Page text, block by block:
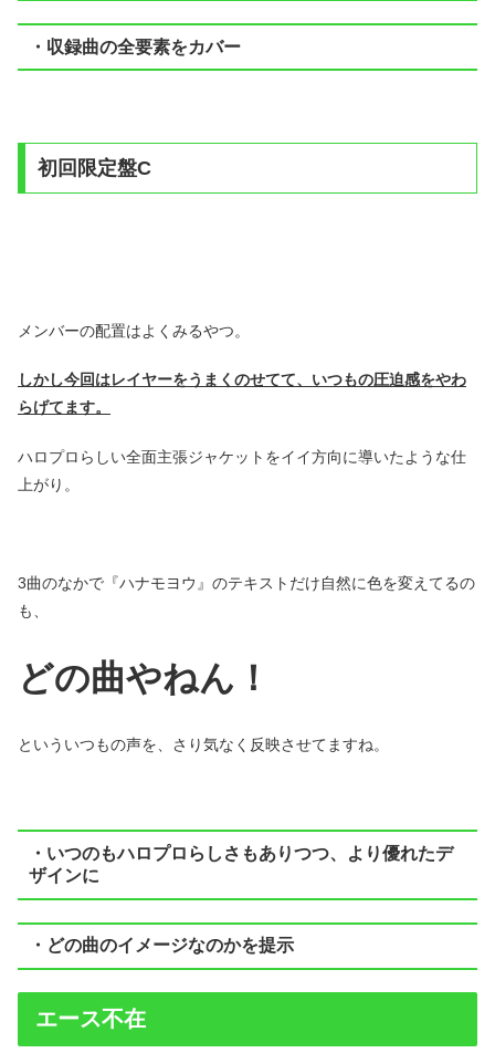
・収録曲の全要素をカバー
初回限定盤C
メンバーの配置はよくみるやつ。
しかし今回はレイヤーをうまくのせてて、いつもの圧迫感をやわ
らげてます。
ハロプロらしい全面主張ジャケットをイイ方向に導いたような仕
上がり。
3曲のなかで『ハナモヨウ』のテキストだけ自然に色を変えてるの
も、
どの曲やねん！
といういつもの声を、さり気なく反映させてますね。
・いつのもハロプロらしさもありつつ、より優れたデ
ザインに
・どの曲のイメージなのかを提示
エース不在